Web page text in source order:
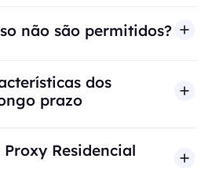
não são permitidos?
suporte a fraude,
dos
prazo
Residencial